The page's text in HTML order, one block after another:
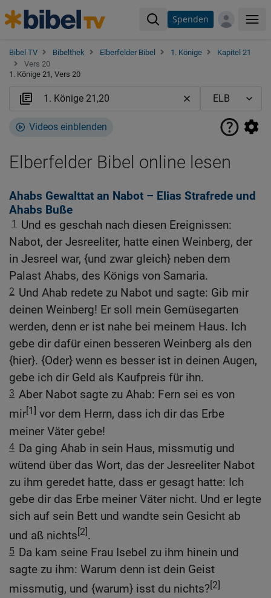
Spenden
Bibel TV Bibelthek Elberfelder Bibel 1. Könige
Kapitel 21
Vers 20
1. Könige 21, Vers 20
Videos einblenden
Elberfelder Bibel online lesen
Ahabs Gewalttat an Nabot – Elias Strafrede und
Ahabs Buße
1
Und es geschah nach diesen Ereignissen:
Nabot, der Jesreeliter, hatte einen Weinberg, der
in Jesreel war, {und zwar gleich} neben dem
Palast Ahabs, des Königs von Samaria.
2 Und Ahab redete zu Nabot und sagte: Gib mir
deinen Weinberg! Er soll mein Gemüsegarten
werden, denn er ist nahe bei meinem Haus. Ich
gebe dir dafür einen besseren Weinberg als den
{hier}. {Oder} wenn es besser ist in deinen Augen,
gebe ich dir Geld als Kaufpreis für ihn.
3 Aber Nabot sagte zu Ahab: Fern sei es von
mir[1] vor dem Herrn, dass ich dir das Erbe
meiner Väter gebe!
4 Da ging Ahab in sein Haus, missmutig und
wütend über das Wort, das der Jesreeliter Nabot
zu ihm geredet hatte, dass er gesagt hatte: Ich
gebe dir das Erbe meiner Väter nicht. Und er legte
sich auf sein Bett und wandte sein Gesicht ab
und aß nichts[2].
5 Da kam seine Frau Isebel zu ihm hinein und
sagte zu ihm: Warum denn ist dein Geist
missmutig, und {warum} isst du nichts?[2]